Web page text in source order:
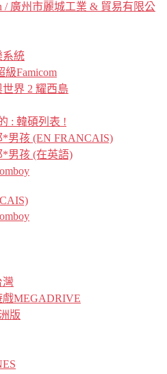
/ 廣州市麗城工業 & 貿易有限公
系統
Famicom
界 2 耀西島
: 韓碩列表 !
*男孩 (EN FRANCAIS)
*男孩 (在英語)
灣
戲MEGADRIVE
版